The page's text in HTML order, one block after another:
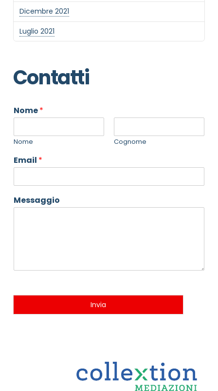
Dicembre 2021
Luglio 2021
Contatti
Nome*
Nome Cognome
Email *
Messaggio
Invia